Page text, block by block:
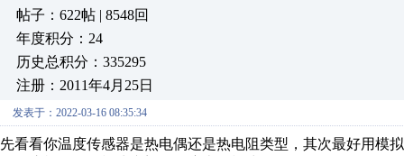
帖子：622帖 | 8548回
年度积分：24
历史总积分：335295
注册：2011年4月25日
发表于：2022-03-16 08:35:34
先看看你温度传感器是热电偶还是热电阻类型，其次最好用模